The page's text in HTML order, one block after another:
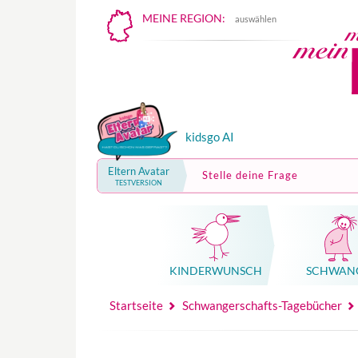
MEINE REGION: auswählen
kidsgo AI
Eltern Avatar
TESTVERSION
Stelle deine Frage
KINDER­WUNSCH
Startseite Schwangerschafts-Tagebücher